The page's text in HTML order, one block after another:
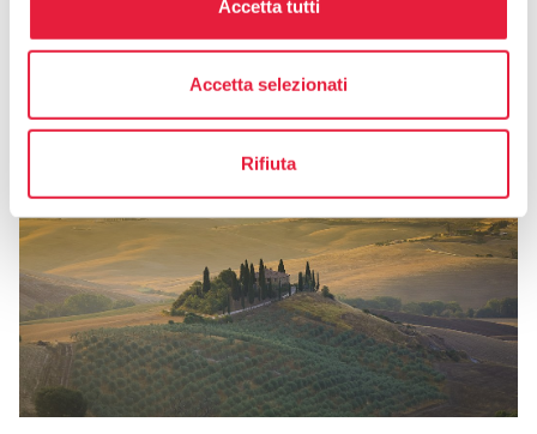
Accetta tutti
Accetta selezionati
Rifiuta
Il paesaggio culturale